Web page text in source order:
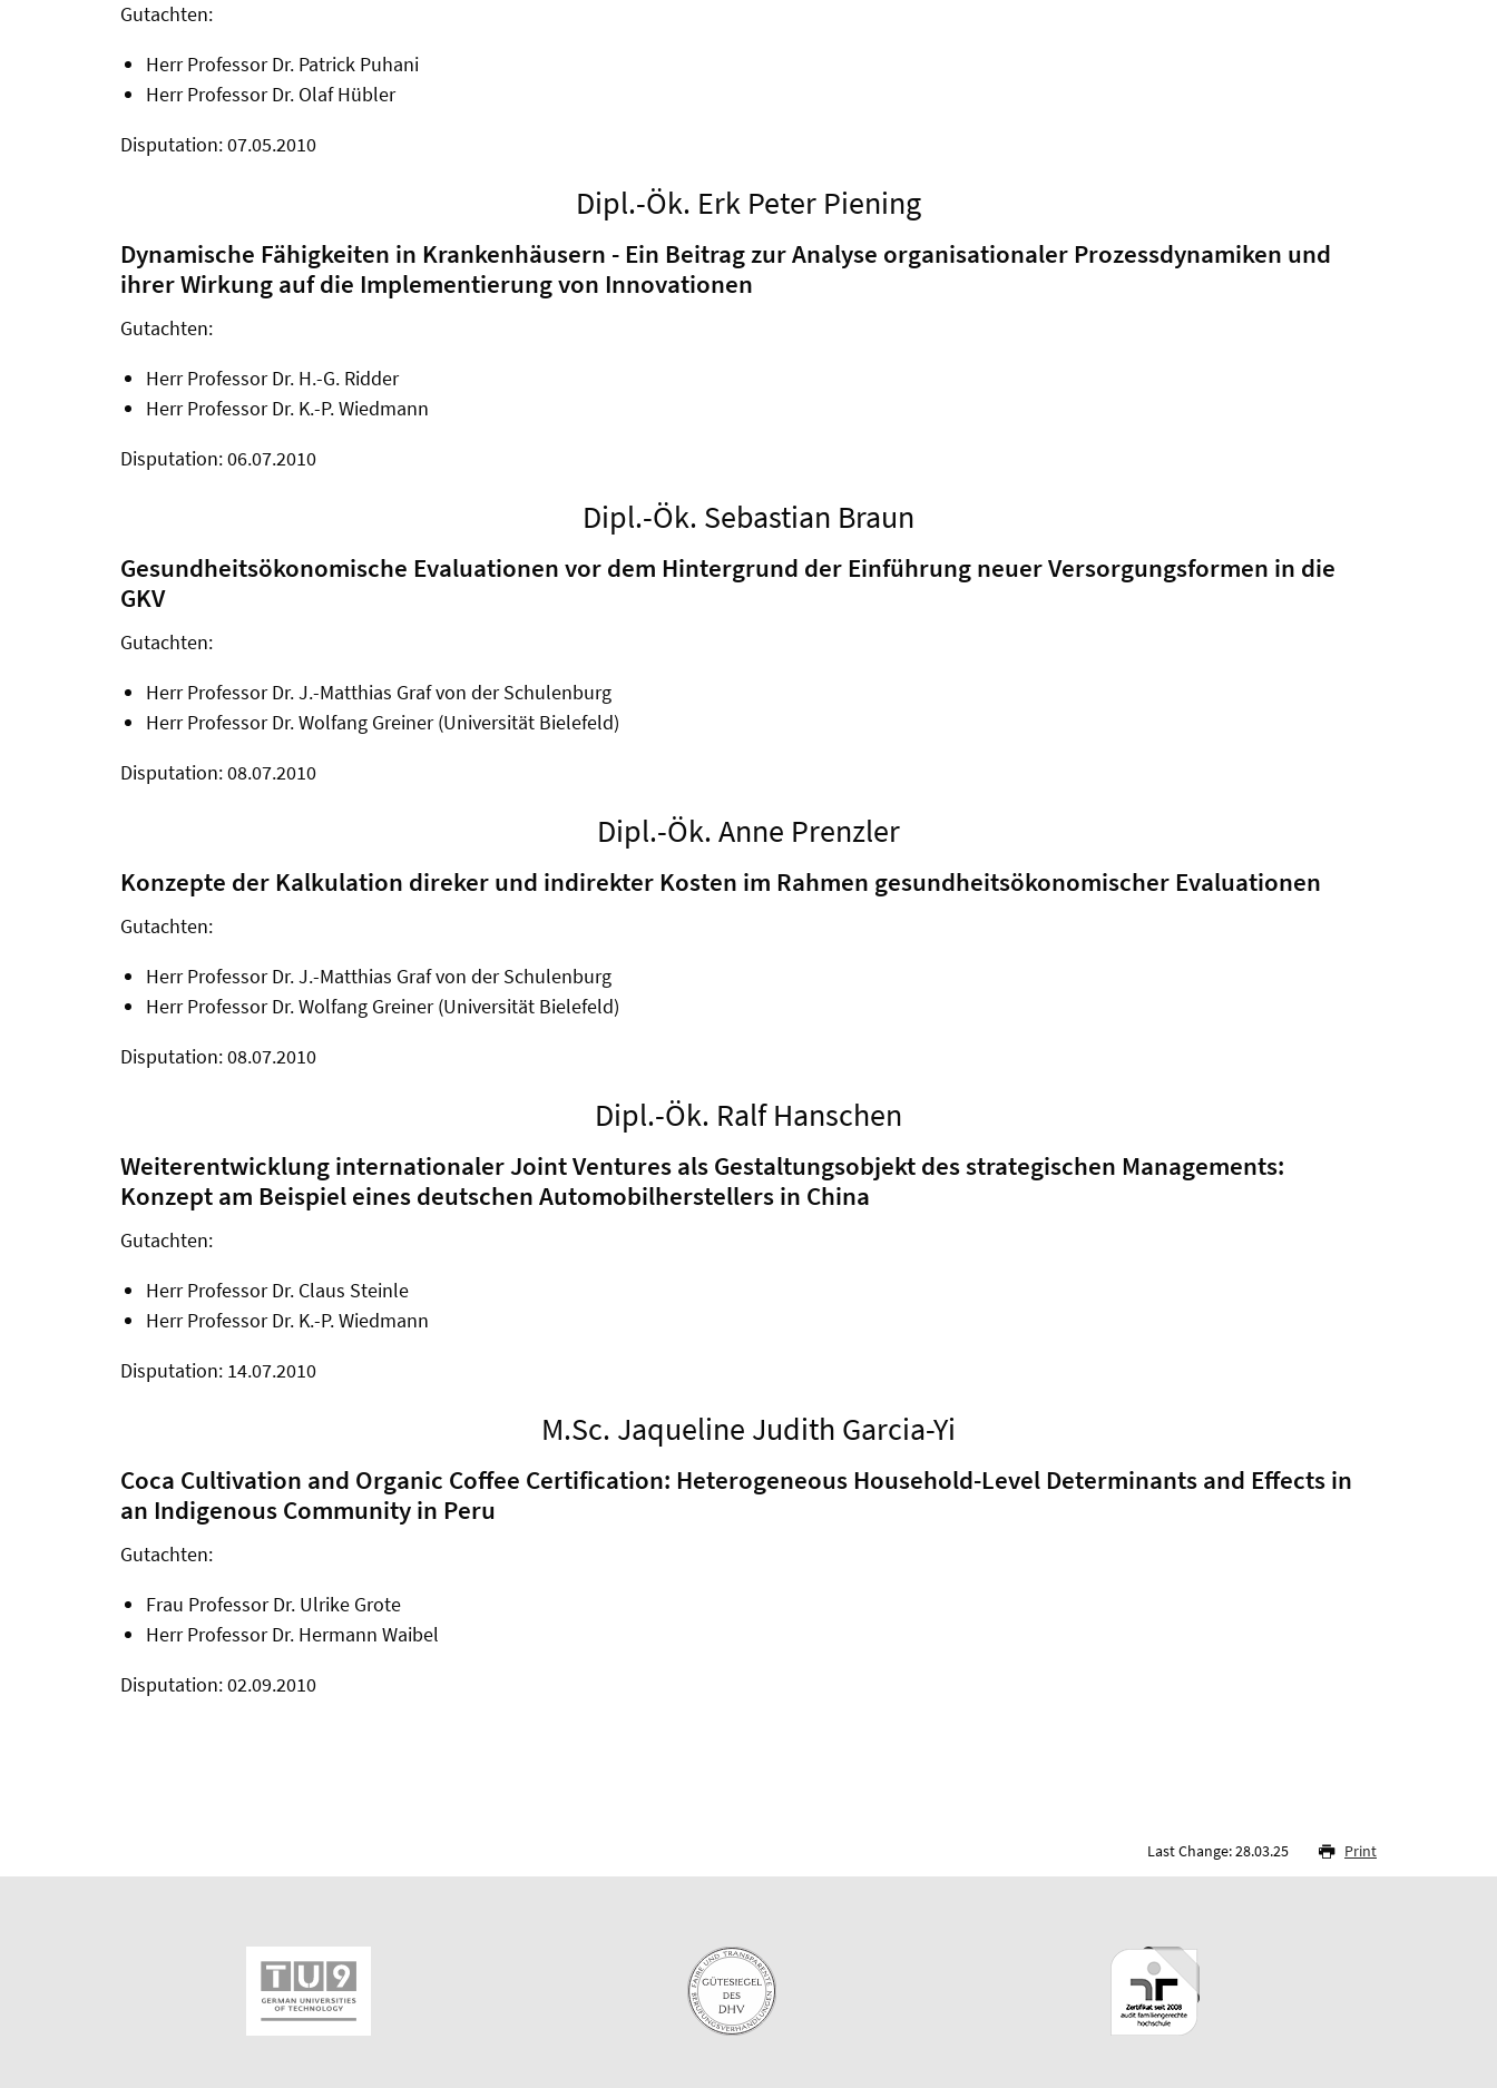
Gutachten:
Herr Professor Dr. Patrick Puhani
Herr Professor Dr. Olaf Hübler
Disputation: 07.05.2010
Dipl.-Ök. Erk Peter Piening
Dynamische Fähigkeiten in Krankenhäusern - Ein Beitrag zur Analyse organisationaler Prozessdynamiken und
ihrer Wirkung auf die Implementierung von Innovationen
Gutachten:
Herr Professor Dr. H.-G. Ridder
Herr Professor Dr. K.-P. Wiedmann
Disputation: 06.07.2010
Dipl.-Ök. Sebastian Braun
Gesundheitsökonomische Evaluationen vor dem Hintergrund der Einführung neuer Versorgungsformen in die
GKV
Gutachten:
Herr Professor Dr. J.-Matthias Graf von der Schulenburg
Herr Professor Dr. Wolfang Greiner (Universität Bielefeld)
Disputation: 08.07.2010
Dipl.-Ök. Anne Prenzler
Konzepte der Kalkulation direker und indirekter Kosten im Rahmen gesundheitsökonomischer Evaluationen
Gutachten:
Herr Professor Dr. J.-Matthias Graf von der Schulenburg
Herr Professor Dr. Wolfang Greiner (Universität Bielefeld)
Disputation: 08.07.2010
Dipl.-Ök. Ralf Hanschen
Weiterentwicklung internationaler Joint Ventures als Gestaltungsobjekt des strategischen Managements:
Konzept am Beispiel eines deutschen Automobilherstellers in China
Gutachten:
Herr Professor Dr. Claus Steinle
Herr Professor Dr. K.-P. Wiedmann
Disputation: 14.07.2010
M.Sc. Jaqueline Judith Garcia-Yi
Coca Cultivation and Organic Coffee Certification: Heterogeneous Household-Level Determinants and Effects in
an Indigenous Community in Peru
Gutachten:
Frau Professor Dr. Ulrike Grote
Herr Professor Dr. Hermann Waibel
Disputation: 02.09.2010
Last Change: 28.03.25 Print